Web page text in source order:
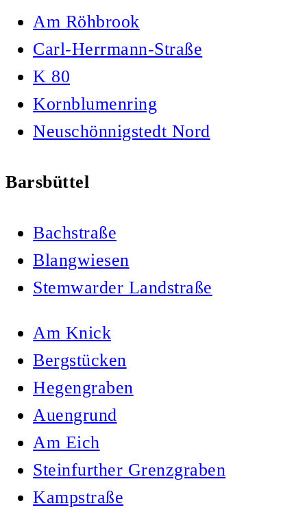
Am Röhbrook
Carl-Herrmann-Straße
K 80
Kornblumenring
Neuschönnigstedt Nord
Barsbüttel
Bachstraße
Blangwiesen
Stemwarder Landstraße
Am Knick
Bergstücken
Hegengraben
Auengrund
Am Eich
Steinfurther Grenzgraben
Kampstraße